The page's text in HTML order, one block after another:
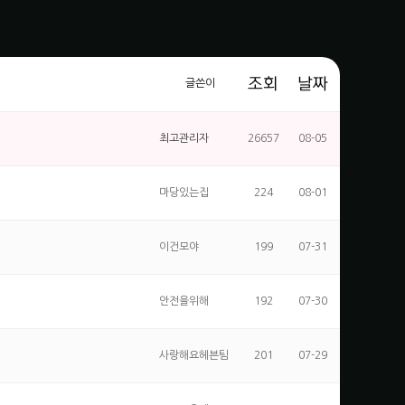
글쓴이 조회 날짜
최고관리자 26657 08-05
마당있는집 224 08-01
이건모야 199 07-31
안전을위해 192 07-30
사랑해요헤븐팀 201 07-29